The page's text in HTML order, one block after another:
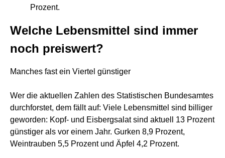
Prozent.
Welche Lebensmittel sind immer
noch preiswert?
Manches fast ein Viertel günstiger
Wer die aktuellen Zahlen des Statistischen Bundesamtes
durchforstet, dem fällt auf: Viele Lebensmittel sind billiger
geworden: Kopf- und Eisbergsalat sind aktuell 13 Prozent
günstiger als vor einem Jahr. Gurken 8,9 Prozent,
Weintrauben 5,5 Prozent und Äpfel 4,2 Prozent.